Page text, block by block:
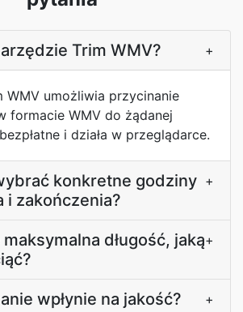
Trim WMV? +
WMV umożliwia przycinanie
formacie WMV do żądanej
i działa w przeglądarce.
konkretne godziny
i zakończenia?
+
długość, jaką+
wpłynie na jakość? +